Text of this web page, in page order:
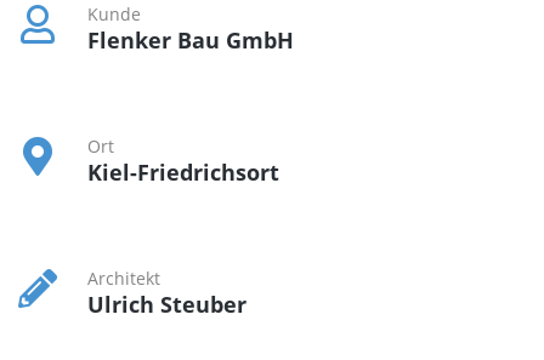
Kunde
Flenker Bau GmbH
Ort
Kiel-Friedrichsort
Architekt
Ulrich Steuber